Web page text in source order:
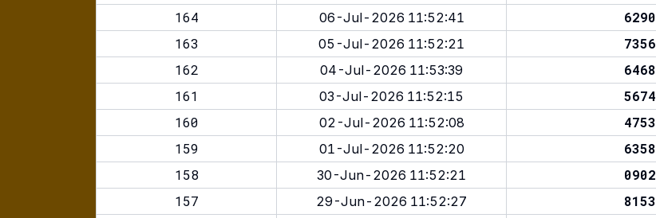
164
06-Jul-2026 11:52:41 6290
163
05-Jul-2026 11:52:21 7356
162
04-Jul-2026 11:53:39 6468
161
03-Jul-2026 11:52:15 5674
160
02-Jul-2026 11:52:08 4753
159
01-Jul-2026 11:52:20 6358
158
30-Jun-2026 11:52:21 0902
157
29-Jun-2026 11:52:27 8153